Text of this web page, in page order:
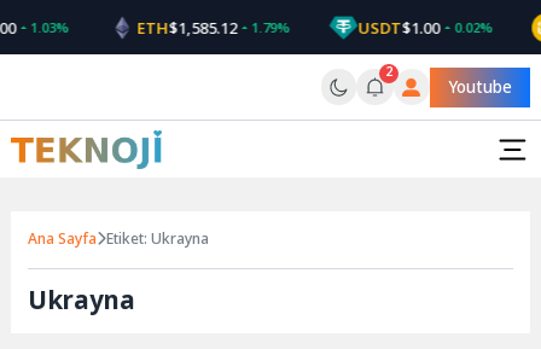
to
content
1.03% ETH$1,585.12 1.79% USDT$1.00 0.02%
2
Youtube
Ana Sayfa Etiket: Ukrayna
Ukrayna